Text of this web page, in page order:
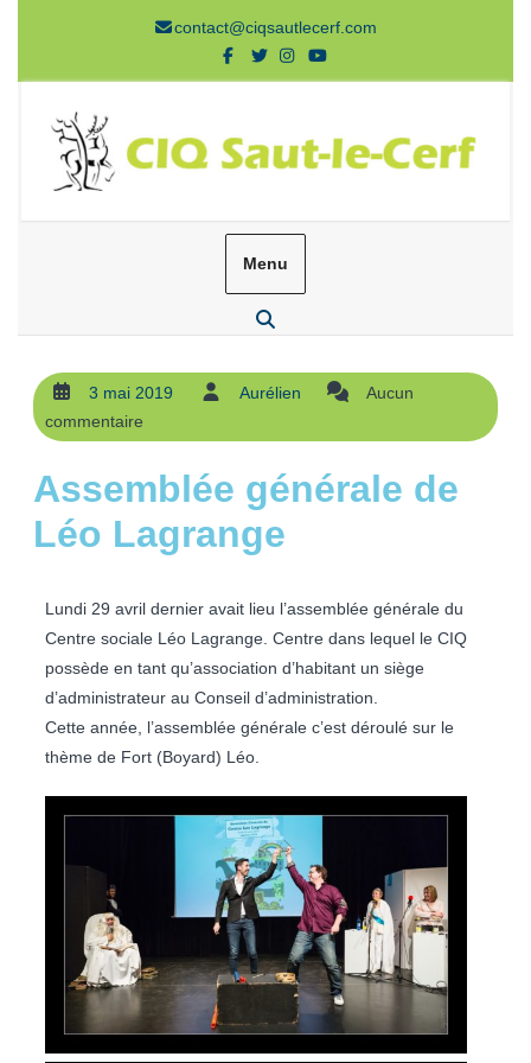
contact@ciqsautlecerf.com
Menu
3 mai 2019 Aurélien
Aucun
commentaire
Assemblée générale de
Léo Lagrange
Lundi 29 avril dernier avait lieu l’assemblée générale du
Centre sociale Léo Lagrange. Centre dans lequel le CIQ
possède en tant qu’association d’habitant un siège
d’administrateur au Conseil d’administration.
Cette année, l’assemblée générale c’est déroulé sur le
thème de Fort (Boyard) Léo.